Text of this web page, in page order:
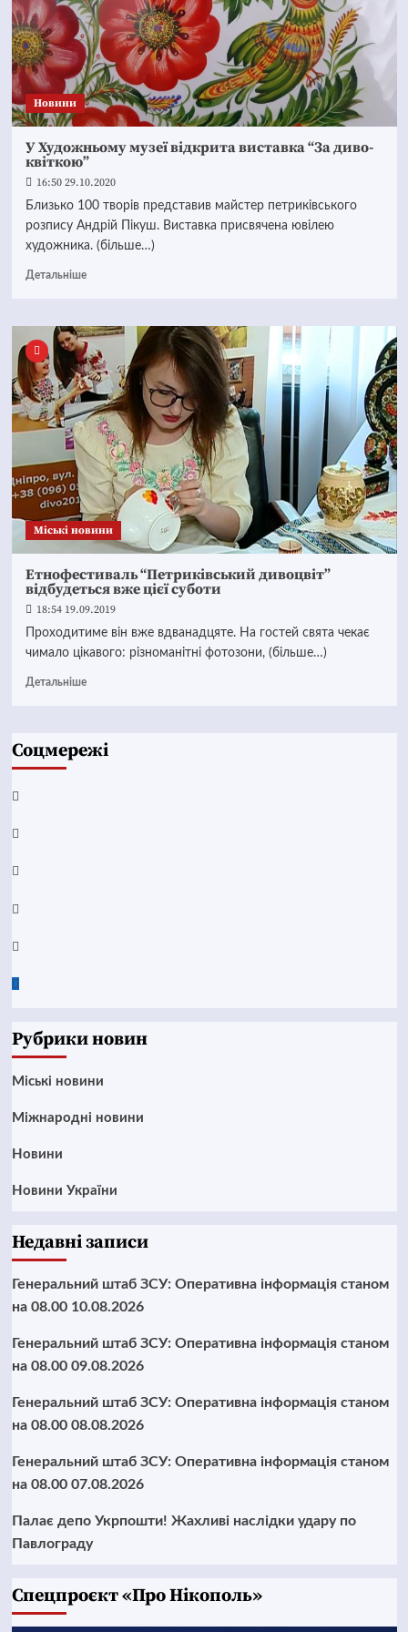
Новини
У Художньому музеї відкрита виставка “За диво-
квіткою”
16:50 29.10.2020
Близько 100 творів представив майстер петриківського
розпису Андрій Пікуш. Виставка присвячена ювілею
художника. (більше…)
Детальніше
Mіські новини
Етнофестиваль “Петриківський дивоцвіт”
відбудеться вже цієї суботи
18:54 19.09.2019
Проходитиме він вже вдванадцяте. На гостей свята чекає
чимало цікавого: різноманітні фотозони, (більше…)
Детальніше
Соцмережі
Facebook
YouTube
Telegram
Instagram
Twitter
Google
Рубрики новин
Mіські новини
Міжнародні новини
Новини
Новини України
Недавні записи
Генеральний штаб ЗСУ: Оперативна інформація станом
на 08.00 10.08.2026
Генеральний штаб ЗСУ: Оперативна інформація станом
на 08.00 09.08.2026
Генеральний штаб ЗСУ: Оперативна інформація станом
на 08.00 08.08.2026
Генеральний штаб ЗСУ: Оперативна інформація станом
на 08.00 07.08.2026
Палає депо Укрпошти! Жахливі наслідки удару по
Павлограду
Cпецпроєкт «Про Нікополь»